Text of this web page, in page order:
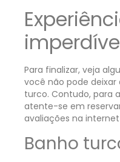
Para finalizar, veja
você não pode deixar
turco. Contudo, para
atente-se em
avaliações na
Banho